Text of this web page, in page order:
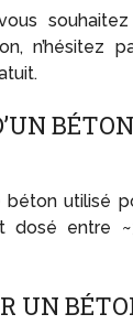
n’hésitez
béton utilisé
dosé entre
UN